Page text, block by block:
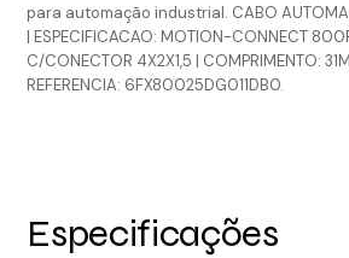
para automação industrial. CABO
| ESPECIFICACAO: MOTION-CONNECT
C/CONECTOR 4X2X1,5 | COMPRIMENTO:
REFERENCIA: 6FX80025DG011DB0.
Especificações